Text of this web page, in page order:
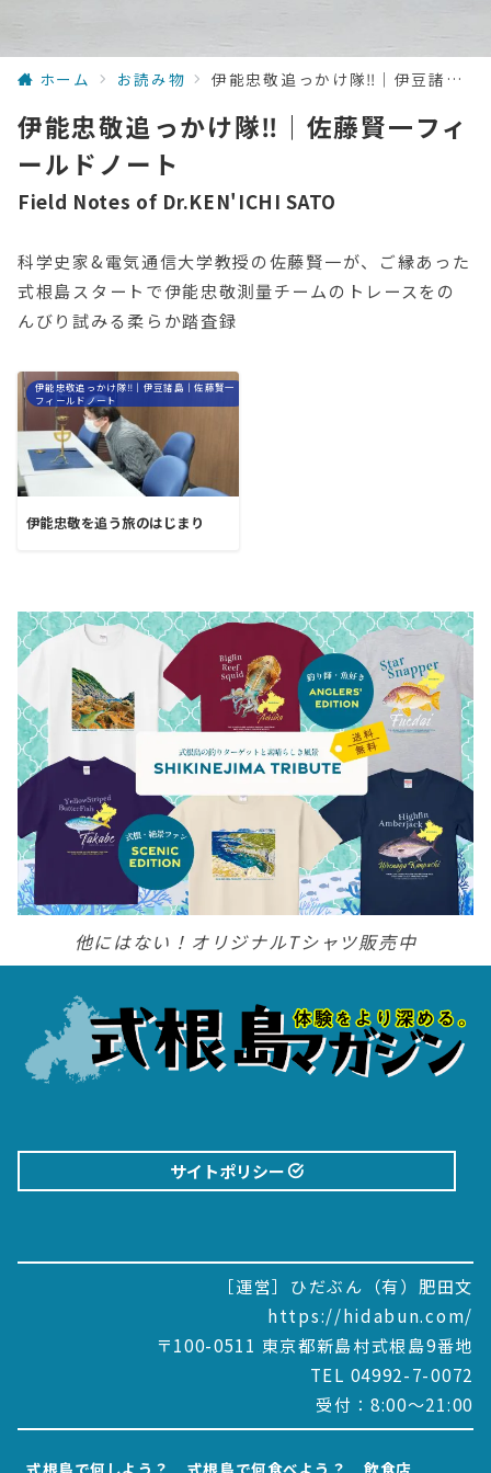
ホーム お読み物 伊能忠敬追っかけ隊‼｜伊豆諸島｜佐藤賢一フィールドノート
伊能忠敬追っかけ隊‼｜佐藤賢一フィ
ールドノート
Field Notes of Dr.KEN'ICHI SATO
科学史家&電気通信大学教授の佐藤賢一が、ご縁あった
式根島スタートで伊能忠敬測量チームのトレースをの
んびり試みる柔らか踏査録
伊能忠敬追っかけ隊‼｜伊豆諸島｜佐藤賢一
フィールドノート
伊能忠敬を追う旅のはじまり
他にはない！オリジナルTシャツ販売中
サイトポリシー
［運営］ひだぶん（有）肥田文
https://hidabun.com/
〒100-0511 東京都新島村式根島9番地
TEL 04992-7-0072
受付：8:00～21:00